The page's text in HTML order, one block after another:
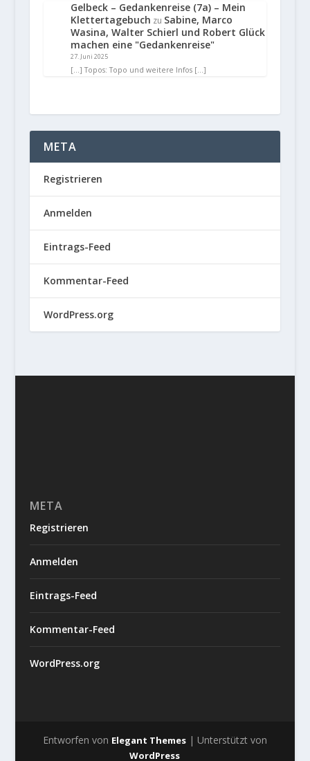
Gelbeck – Gedankenreise (7a) – Mein
Klettertagebuch zu Sabine, Marco
Wasina, Walter Schierl und Robert Glück
machen eine "Gedankenreise"
27. Juni 2025
[…] Topos: Topo und weitere Infos […]
META
Registrieren
Anmelden
Eintrags-Feed
Kommentar-Feed
WordPress.org
META
Registrieren
Anmelden
Eintrags-Feed
Kommentar-Feed
WordPress.org
Entworfen von Elegant Themes| Unterstützt von
WordPress